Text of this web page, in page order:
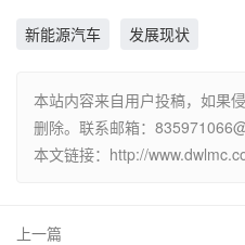
新能源汽车 发展现状
本站内容来自用户投稿，如果
删除。联系邮箱：
本文链接：http://
上一篇